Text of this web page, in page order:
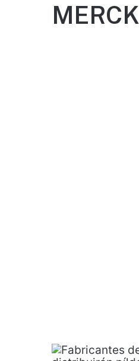
MERCK